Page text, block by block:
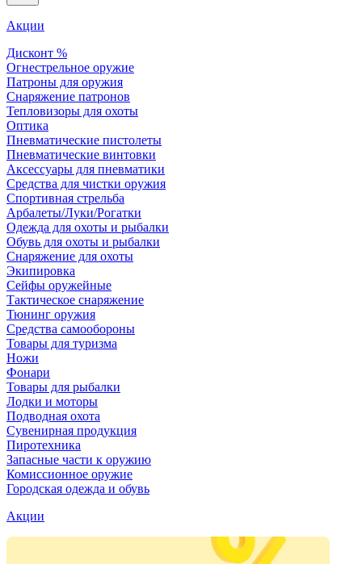
Акции
Дисконт %
Огнестрельное оружие
Патроны для оружия
Снаряжение патронов
Тепловизоры для охоты
Оптика
Пневматические пистолеты
Пневматические винтовки
Аксессуары для пневматики
Средства для чистки оружия
Спортивная стрельба
Арбалеты/Луки/Рогатки
Одежда для охоты и рыбалки
Обувь для охоты и рыбалки
Снаряжение для охоты
Экипировка
Сейфы оружейные
Тактическое снаряжение
Тюнинг оружия
Средства самообороны
Товары для туризма
Ножи
Фонари
Товары для рыбалки
Лодки и моторы
Подводная охота
Сувенирная продукция
Пиротехника
Запасные части к оружию
Комиссионное оружие
Городская одежда и обувь
Акции